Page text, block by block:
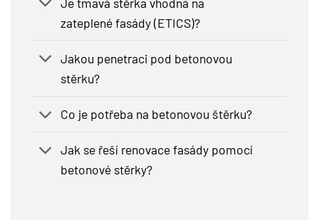
zateplené fasády (ETICS)?
Jakou penetraci pod betonovou
stěrku?
Co je potřeba na betonovou štěrku?
Jak se řeší renovace fasády pomocí
betonové stěrky?